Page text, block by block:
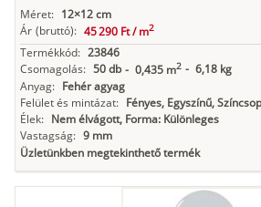
Méret: 12×12 cm
Ár (bruttó): 45 290 Ft /m2
Termékkód: 23846
Csomagolás: 50 db - 0,435 m2 - 6,18 kg
Anyag: Fehér agyag
Felület és mintázat: Fényes, Egyszínű,
Élek: Nem élvágott, Forma: Különleges
Vastagság: 9 mm
Üzletünkben megtekinthető termék